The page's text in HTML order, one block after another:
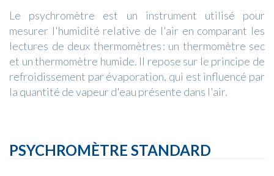
Le psychromètre est un instrument utilisé pour
mesurer l'humidité relative de l'air en comparant les
lectures de deux thermomètres : un thermomètre sec
et un thermomètre humide. Il repose sur le principe de
refroidissement par évaporation, qui est influencé par
la quantité de vapeur d'eau présente dans l'air.
PSYCHROMÈTRE STANDARD